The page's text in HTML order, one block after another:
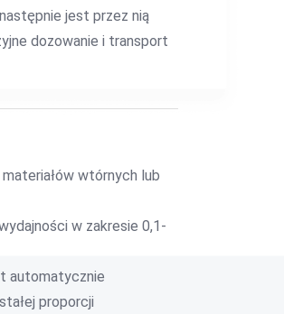
jest przez nią
dozowanie i transport
wtórnych lub
w zakresie 0,1-
automatycznie
proporcji